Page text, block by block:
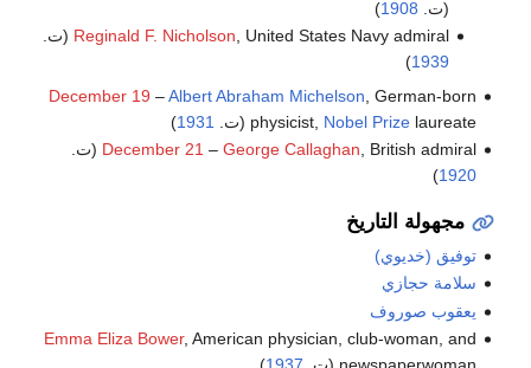
(ت. 1908
)
Reginald F. Nicholson , United States Navy admiral (ت.
1939
)
December 19 –Albert Abraham Michelson , German-born
physicist, Nobel Prizelaureate (ت. 1931
)
December 21 – George Callaghan, British admiral (ت.
1920
)
مجهولة التاريخ
توفيق (خديوي)
سلامة حجازي
يعقوب صوروف
Emma Eliza Bower, American physician, club-woman, and